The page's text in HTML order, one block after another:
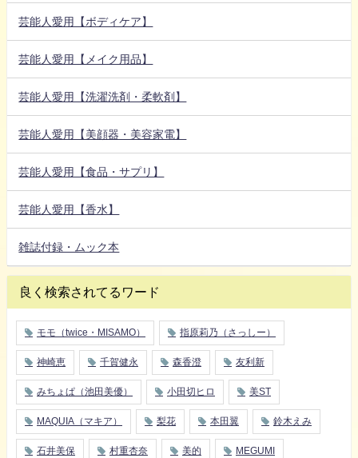
芸能人愛用【ボディケア】
芸能人愛用【メイク用品】
芸能人愛用【洗濯洗剤・柔軟剤】
芸能人愛用【美顔器・美容家電】
芸能人愛用【食品・サプリ】
芸能人愛用【香水】
雑誌付録・ムック本
良く検索されてるワード
モモ（twice・MISAMO） 指原莉乃（さっしー）
神崎恵 千賀健永 森香澄 友利新
みちょぱ（池田美優） 小田切ヒロ 美ST
MAQUIA（マキア） 梨花 本田翼 鈴木えみ
石井美保 村重杏奈 美的 MEGUMI